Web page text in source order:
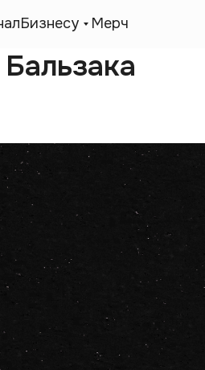
Бизнесу Мерч